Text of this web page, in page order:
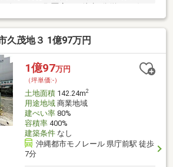
久茂地３ 1億97万円
1億97万円
（坪単価:-）
土地面積142.24m2
用途地域商業地域
建ぺい率80%
容積率400%
建築条件なし
沖縄都市モノレール 県庁前駅 徒歩
7分